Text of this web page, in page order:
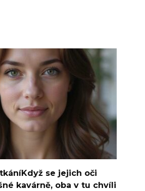
se jejich oči
kavárně, oba v tu chvíli